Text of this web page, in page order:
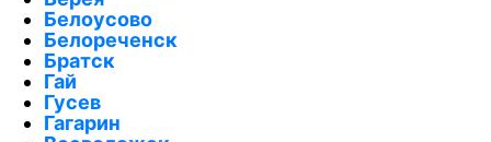
Белоусово
Белореченск
Братск
Гай
Гусев
Гагарин